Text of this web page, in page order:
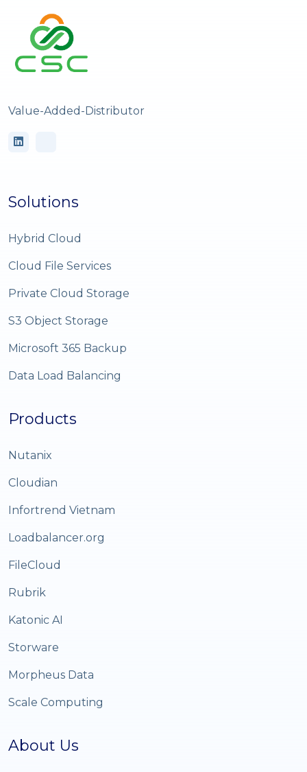
Value-Added-Distributor
Solutions
Hybrid Cloud
Cloud File Services
Private Cloud Storage
S3 Object Storage
Microsoft 365 Backup
Data Load Balancing
Products
Nutanix
Cloudian
Infortrend Vietnam
Loadbalancer.org
FileCloud
Rubrik
Katonic AI
Storware
Morpheus Data
Scale Computing
About Us